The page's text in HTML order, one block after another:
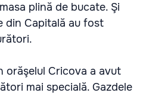
plină de bucate. Şi
din Capitală au fost
orăşelul Cricova a avut
mai specială. Gazdele